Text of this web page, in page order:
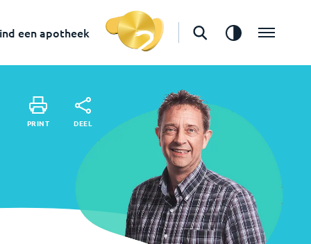
een apotheek
Rotterdam
Vind een apotheek
PRINT DEEL